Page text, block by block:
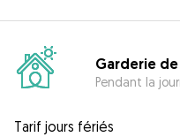
Garderie
Pendant la
Tarif jours fériés